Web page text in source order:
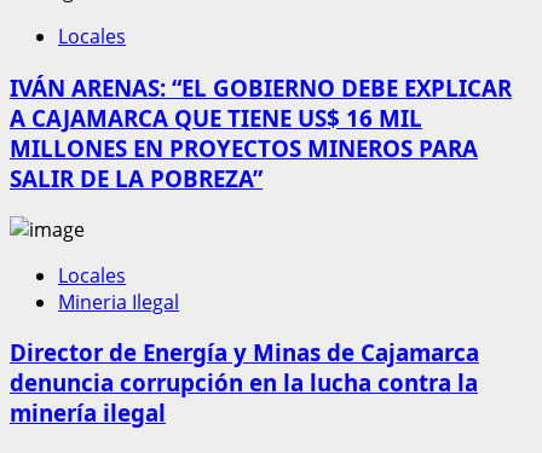
Locales
IVÁN ARENAS: “EL GOBIERNO DEBE EXPLICAR
A CAJAMARCA QUE TIENE US$ 16 MIL
MILLONES EN PROYECTOS MINEROS PARA
SALIR DE LA POBREZA”
Locales
Mineria Ilegal
Director de Energía y Minas de Cajamarca
denuncia corrupción en la lucha contra la
minería ilegal